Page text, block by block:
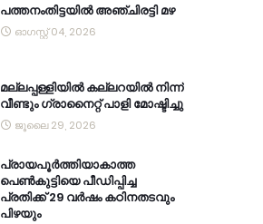
പത്തനംതിട്ടയിൽ അഞ്ചിരട്ടി മഴ
ഓഗസ്റ്റ് 04, 2026
മല്ലപ്പള്ളിയിൽ കല്ലറയിൽ നിന്ന്
വീണ്ടും ഗ്രാനൈറ്റ് പാളി മോഷ്ടിച്ചു
ജൂലൈ 29, 2026
പ്രായപൂർത്തിയാകാത്ത
പെൺകുട്ടിയെ പീഡിപ്പിച്ച
പ്രതിക്ക് 29 വർഷം കഠിനതടവും
പിഴയും